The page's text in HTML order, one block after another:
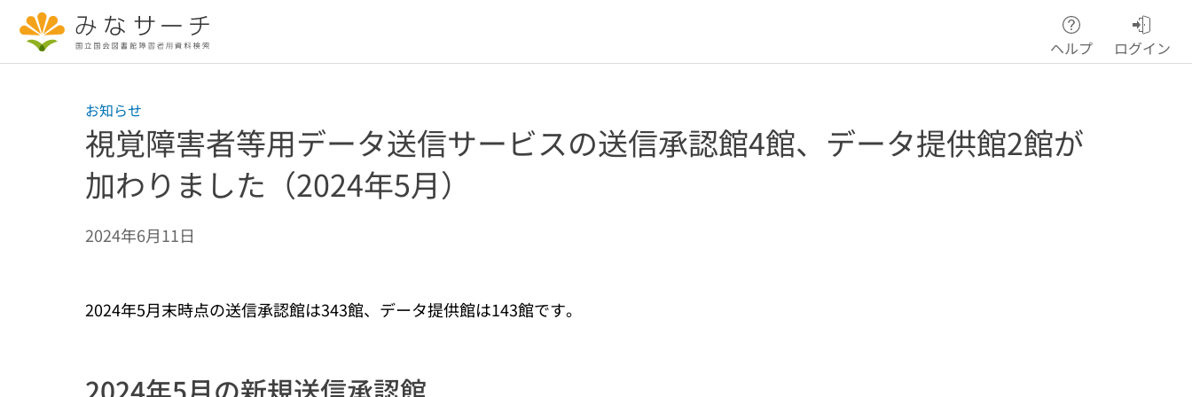
本文へ移動
ヘルプ ログイン
お知らせ
視覚障害者等用データ送信サービスの送信承認館4館、データ提供館2館が
加わりました（2024年5月）
2024年6月11日
2024年5月末時点の送信承認館は343館、データ提供館は143館です。